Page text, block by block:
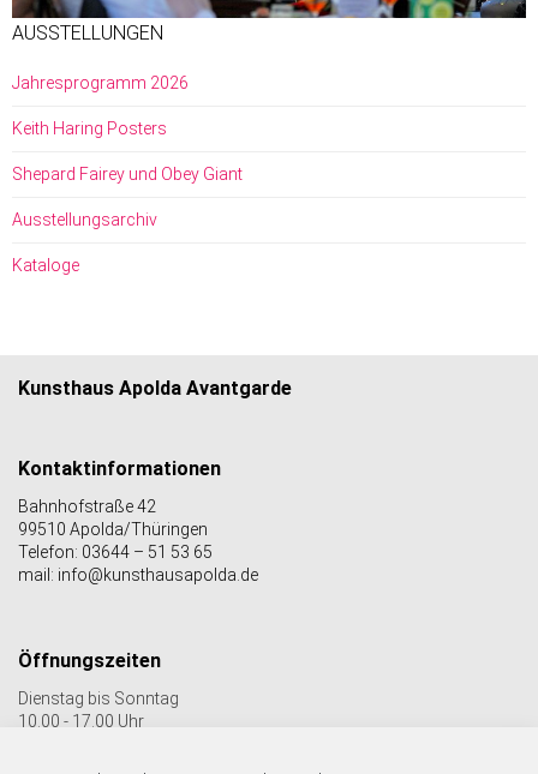
AUSSTELLUNGEN
Jahresprogramm 2026
Keith Haring Posters
Shepard Fairey und Obey Giant
Ausstellungsarchiv
Kataloge
Kunsthaus Apolda Avantgarde
Kontaktinformationen
Bahnhofstraße 42
99510 Apolda/Thüringen
Telefon: 03644 – 51 53 65
mail: info@kunsthausapolda.de
Öffnungszeiten
Dienstag bis Sonntag
10.00 - 17.00 Uhr